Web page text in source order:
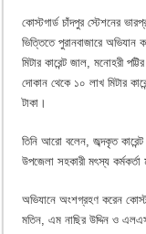
কোস্টগার্ড চাঁদপুর স্টেশনের
ভিত্তিতে পুরানবাজারে
মিটার কারেন্ট জাল, মনোহরী
দোকান থেকে ১০ লাখ মিটার
টাকা।
তিনি আরো বলেন, জব্দকৃত কারেন্ট
উপজেলা সহকারী মৎস্য
অভিযানে অংশগ্রহণ করেন
মতিন, এম নাছির উদ্দিন ও